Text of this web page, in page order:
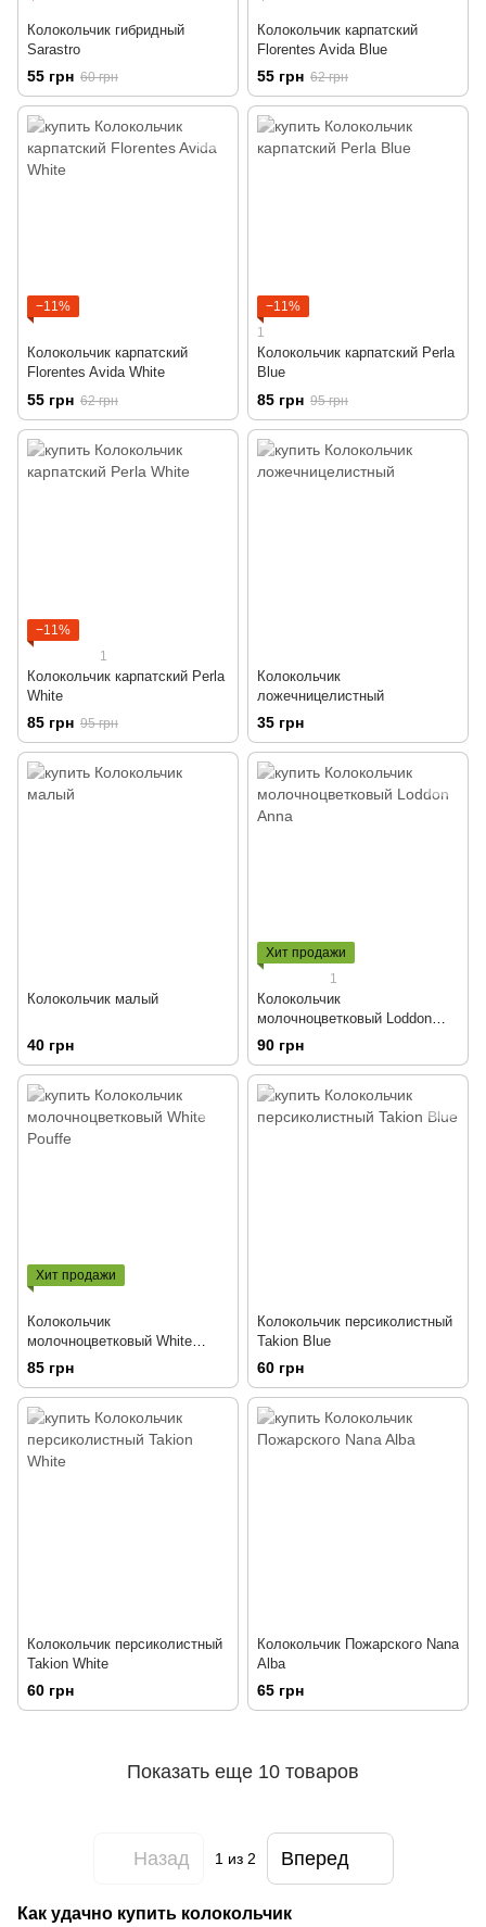
Колокольчик гибридный
Sarastro
55 грн 60 грн
Колокольчик карпатский
Florentes Avida Blue
55 грн 62 грн
−11%
Колокольчик карпатский
Florentes Avida White
55 грн 62 грн
−11%
1
Колокольчик карпатский Perla
Blue
85 грн 95 грн
−11%
1
Колокольчик карпатский Perla
White
85 грн 95 грн
Колокольчик
ложечницелистный
35 грн
Колокольчик малый
40 грн
Хит продажи
1
Колокольчик
молочноцветковый Loddon
Anna
90 грн
Хит продажи
Колокольчик
молочноцветковый White
Pouffe
85 грн
Колокольчик персиколистный
Takion Blue
60 грн
Колокольчик персиколистный
Takion White
60 грн
Колокольчик Пожарского Nana
Alba
65 грн
Показать еще 10 товаров
Назад 1 из 2 Вперед
Как удачно купить колокольчик